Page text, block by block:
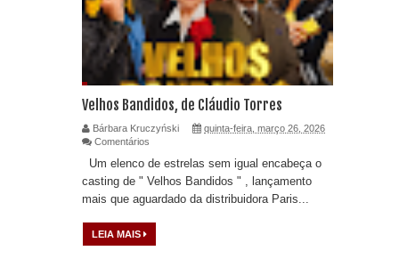
Velhos Bandidos, de Cláudio Torres
Bárbara Kruczyński
quinta-feira, março 26, 2026
Comentários
Um elenco de estrelas sem igual encabeça o
casting de " Velhos Bandidos " , lançamento
mais que aguardado da distribuidora Paris...
LEIA MAIS